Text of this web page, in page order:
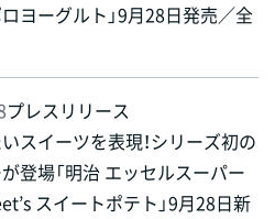
ロヨーグルト」9月28日発売／全
プレスリリース
スイーツを表現！シリーズ初の
登場「明治 エッセルスーパー
スイートポテト」9月28日新